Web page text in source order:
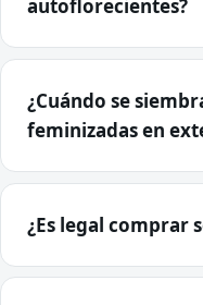
autoflorecientes?
¿Cuándo se
feminizadas en
¿Es legal comprar